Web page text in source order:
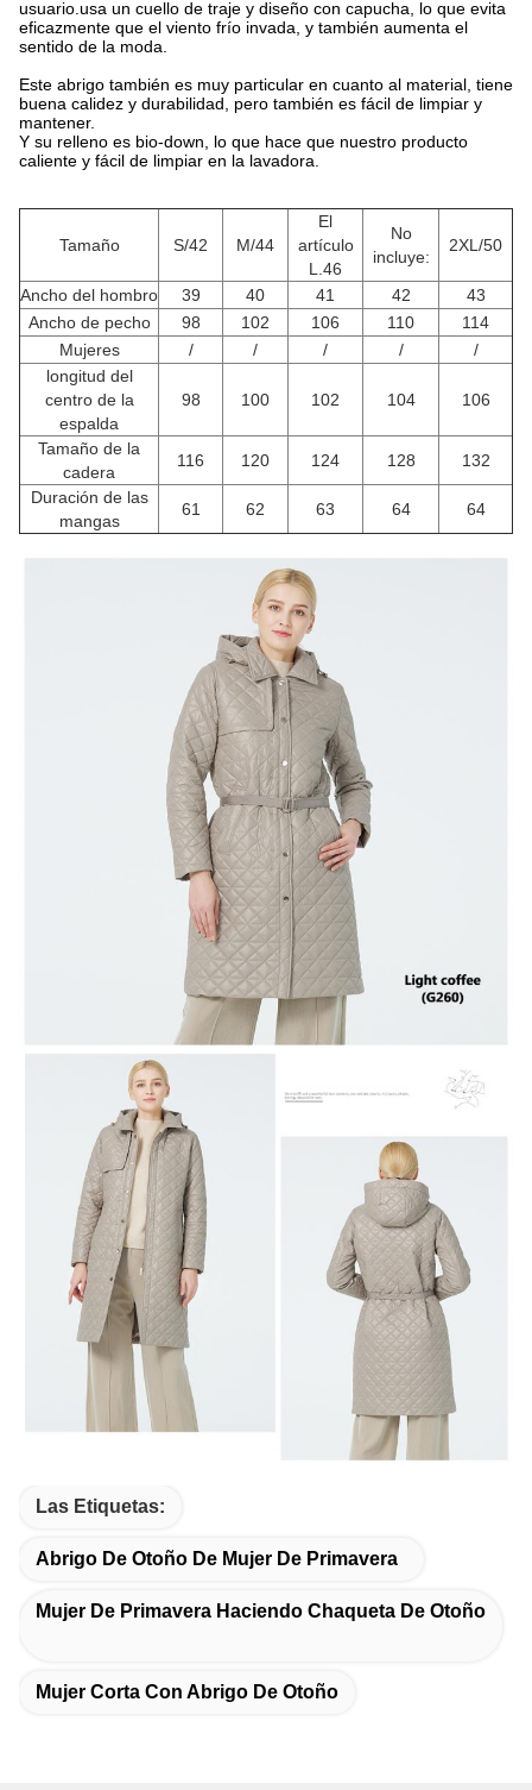
usuario.usa un cuello de traje y diseño con capucha, lo que evita
eficazmente que el viento frío invada, y también aumenta el
sentido de la moda.
Este abrigo también es muy particular en cuanto al material, tiene
buena calidez y durabilidad, pero también es fácil de limpiar y
mantener.
Y su relleno es bio-down, lo que hace que nuestro producto
caliente y fácil de limpiar en la lavadora.
Tamaño S/42 M/44
El
artículo
L.46
No
incluye:
2XL/50
Ancho del hombro 39 40 41 42
43
Ancho de pecho
98 102 106 110
114
Mujeres
/ / / /
/
longitud del
centro de la
espalda
98 100 102 104 106
Tamaño de la
cadera
116 120 124 128
132
Duración de las
mangas
61 62 63 64 64
Las Etiquetas:
Abrigo De Otoño De Mujer De Primavera
Mujer De Primavera Haciendo Chaqueta De Otoño
Mujer Corta Con Abrigo De Otoño